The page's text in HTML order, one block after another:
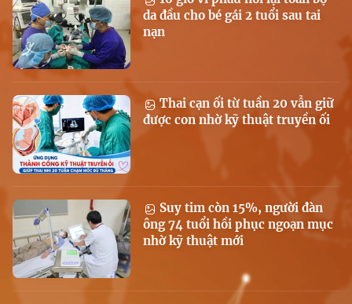
da đầu cho bé gái 2 tuổi sau tai
nạn
Thai cạn ối từ tuần 20 vẫn giữ
được con nhờ kỹ thuật truyền ối
Suy tim còn 15%, người đàn
ông 74 tuổi hồi phục ngoạn mục
nhờ kỹ thuật mới